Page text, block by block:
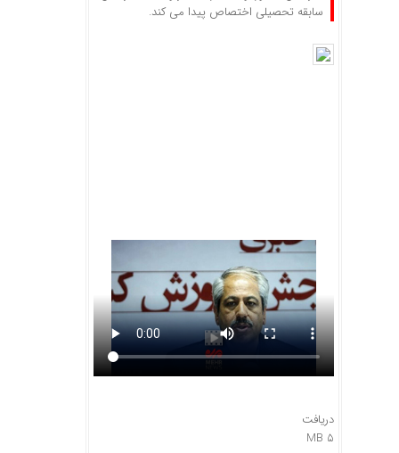
سابقه تحصیلی اختصاص پیدا می کند.
دریافت
۵ MB